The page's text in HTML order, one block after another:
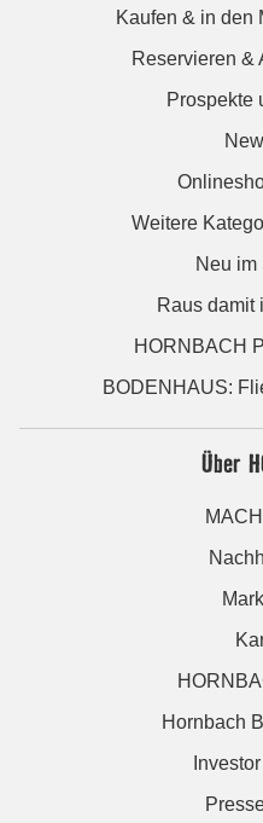
Kaufen & in den
Reservieren &
Prospekte
Weitere
Neu im
Raus damit
HORNBACH
BODENHAUS:
Über
Hornbach